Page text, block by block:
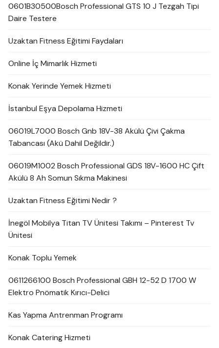
0601B30500Bosch Professional GTS 10 J Tezgah Tipi
Daire Testere
Uzaktan Fitness Eğitimi Faydaları
Online İç Mimarlık Hizmeti
Konak Yerinde Yemek Hizmeti
İstanbul Eşya Depolama Hizmeti
06019L7000 Bosch Gnb 18V-38 Akülü Çivi Çakma
Tabancası (Akü Dahil Değildir.)
06019M1002 Bosch Professional GDS 18V-1600 HC Çift
Akülü 8 Ah Somun Sıkma Makinesi
Uzaktan Fitness Eğitimi Nedir ?
İnegöl Mobilya Titan TV Ünitesi Takımı – Pinterest Tv
Ünitesi
Konak Toplu Yemek
0611266100 Bosch Professional GBH 12-52 D 1700 W
Elektro Pnömatik Kırıcı-Delici
Kas Yapma Antrenman Programı
Konak Catering Hizmeti